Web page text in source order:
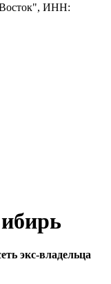
Восток", ИНН:
экс-владельца